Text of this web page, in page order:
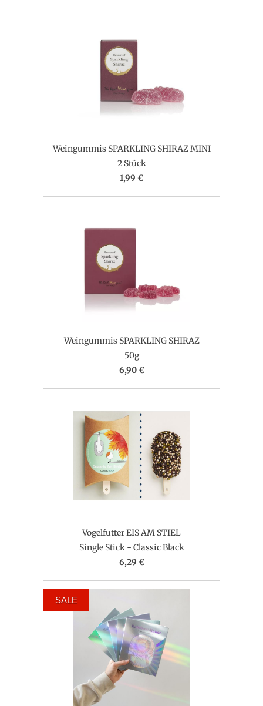
Weingummis SPARKLING SHIRAZ MINI
2 Stück
1,99 €
Weingummis SPARKLING SHIRAZ
50g
6,90 €
Vogelfutter EIS AM STIEL
Single Stick - Classic Black
6,29 €
SALE